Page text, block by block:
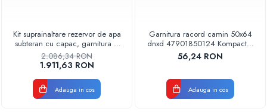
Kit suprainaltare rezervor de apa
subteran cu capac, garnitura si
piesa fixare
2.086,34 RON
1.911,63 RON
Adauga in cos
Garnitura racord camin 50x64
dnxd 47901850124 Kompactkit
Valrom
56,24 RON
Adauga in cos